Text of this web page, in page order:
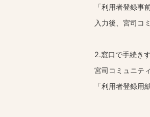
「利用者登録事
入力後、宮司コ
2.窓口で手続き
宮司コミュニテ
「利用者登録用